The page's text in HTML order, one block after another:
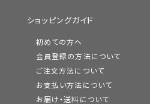
ショッピングガイド
初めての方へ
会員登録の方法について
ご注文方法について
お支払い方法について
お届け・送料について